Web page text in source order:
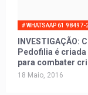
# WHATSAAP 61 98497-
INVESTIGAÇÃO:
Pedofilia é criada
para combater
18 Maio, 2016